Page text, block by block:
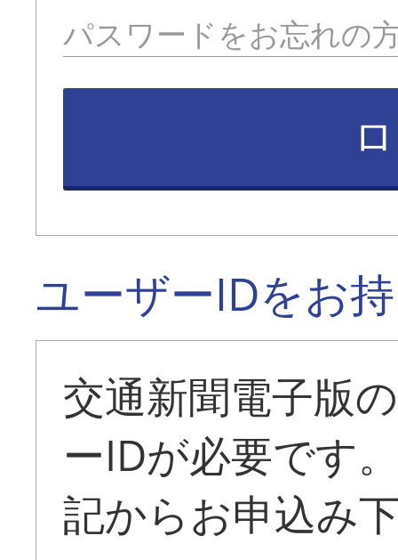
パスワードをお忘れの
ユーザーIDをお
交通新聞電子版
ーIDが必要です
記からお申込み